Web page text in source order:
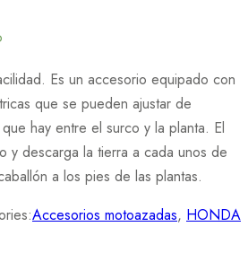
Es un accesorio equipado con
que se pueden ajustar de
hay entre el surco y la planta. El
y descarga la tierra a cada unos de
a los pies de las plantas.
Accesorios motoazadas, HONDA